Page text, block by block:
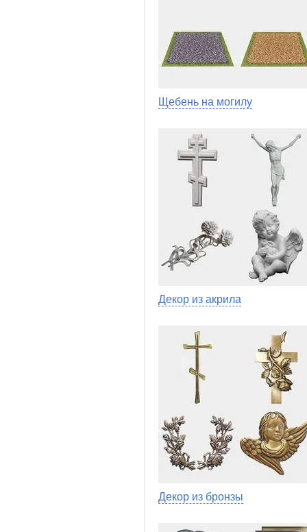
Щебень на могилу
Декор из акрила
Декор из бронзы